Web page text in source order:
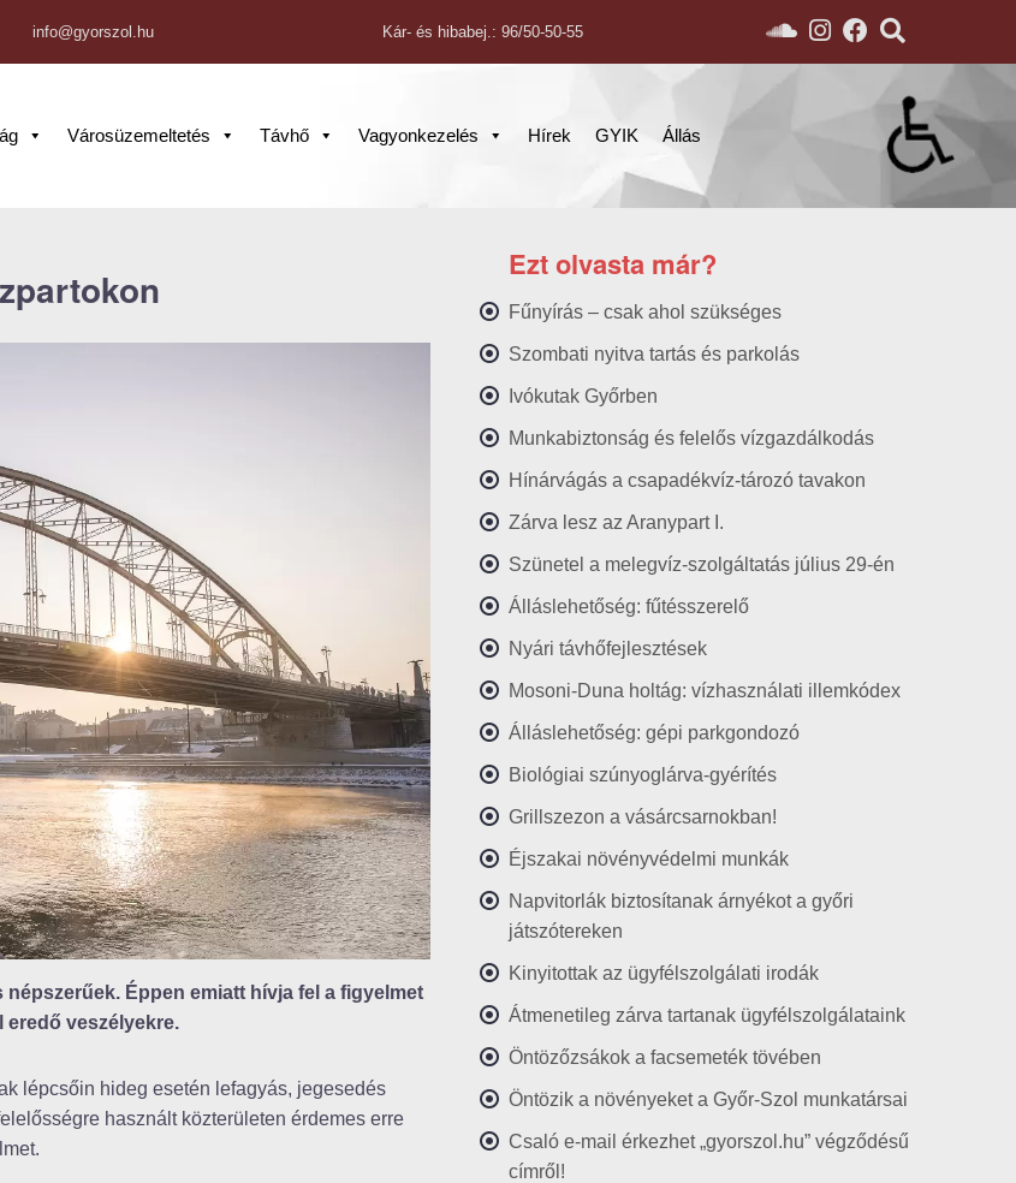
info@gyorszol.hu Kár- és hibabej.: 96/50-50-55
Városüzemeltetés Távhő Vagyonkezelés Hírek GYIK Állás
Éppen emiatt hívja fel a figyelmet
eredő veszélyekre.
lépcsőin hideg esetén lefagyás, jegesedés
használt közterületen érdemes erre
Ezt olvasta már?
Fűnyírás – csak ahol szükséges
Szombati nyitva tartás és parkolás
Ivókutak Győrben
Munkabiztonság és felelős vízgazdálkodás
Hínárvágás a csapadékvíz-tározó tavakon
Zárva lesz az Aranypart I.
Szünetel a melegvíz-szolgáltatás július 29-én
Álláslehetőség: fűtésszerelő
Nyári távhőfejlesztések
Mosoni-Duna holtág: vízhasználati illemkódex
Álláslehetőség: gépi parkgondozó
Biológiai szúnyoglárva-gyérítés
Grillszezon a vásárcsarnokban!
Éjszakai növényvédelmi munkák
Napvitorlák biztosítanak árnyékot a győri
játszótereken
Kinyitottak az ügyfélszolgálati irodák
Átmenetileg zárva tartanak ügyfélszolgálataink
Öntözőzsákok a facsemeték tövében
Öntözik a növényeket a Győr-Szol munkatársai
Csaló e-mail érkezhet „gyorszol.hu” végződésű
címről!